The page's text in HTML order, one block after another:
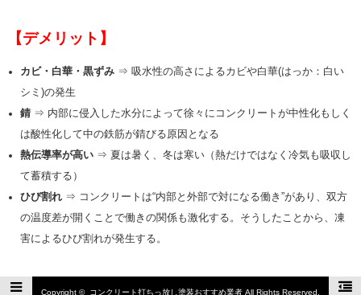
【デメリット】
カビ・白華・黒ずみ ⇒ 吸水性の高さによるカビや白華(はっか：白い
シミ)の発生
錆⇒ 内部に侵入した水分によって徐々にコンクリートが中性化もしく
は酸性化して中の鉄筋が錆びる原因となる
熱伝導率が高い⇒ 夏は暑く、冬は寒い（熱だけではなく冷気も吸収し
て蓄積する）
ひび割れ ⇒ コンクリートは“内部と外部で対になる働き”があり、双方
の温度差が開くことで働きの関係も激化する。そうしたことから、凍
害によるひび割れが発生する。
Copyright © コンクリート打ちっ放し塗装おすすめ業者All Rights Reserved.